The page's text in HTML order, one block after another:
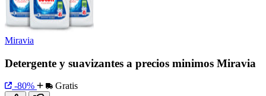
Miravia
Detergente y suavizantes a precios minimos Miravia
-80% Gratis